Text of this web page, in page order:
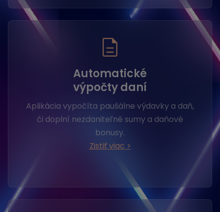
Automatické
výpočty daní
Aplikácia vypočíta paušálne výdavky a daň,
či doplní nezdaniteľné sumy a daňové
bonusy.
Zistiť viac >